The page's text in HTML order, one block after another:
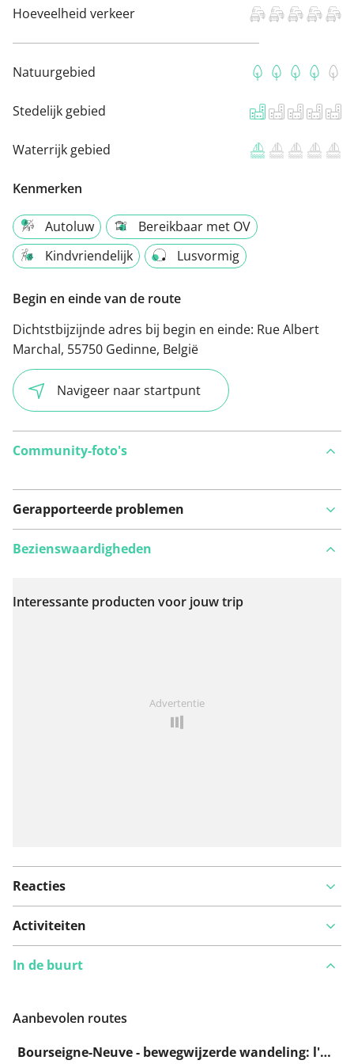
Hoeveelheid verkeer
Natuurgebied
Stedelijk gebied
Waterrijk gebied
Kenmerken
Autoluw
Bereikbaar met OV
Kindvriendelijk
Lusvormig
Begin en einde van de route
Dichtstbijzijnde adres bij begin en einde: Rue Albert
Marchal, 55750 Gedinne, België
Navigeer naar startpunt
Community-foto's
Gerapporteerde problemen
Bekijk op kaart
Bezienswaardigheden
Interessante producten voor jouw trip
Advertentie
Reacties
Activiteiten
In de buurt
Aanbevolen routes
Bourseigne-Neuve - bewegwijzerde wandeling: l'Hestrelle